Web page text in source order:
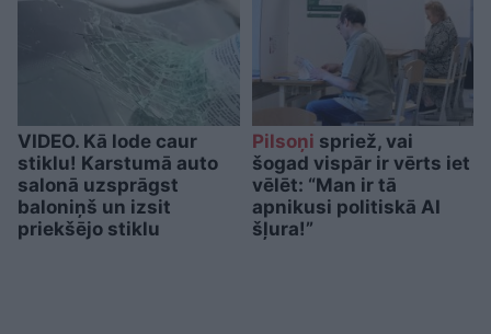
VIDEO. Kā lode caur
stiklu! Karstumā auto
salonā uzsprāgst
baloniņš un izsit
priekšējo stiklu
Pilsoņi spriež, vai
šogad vispār ir vērts iet
vēlēt: “Man ir tā
apnikusi politiskā AI
šļura!”